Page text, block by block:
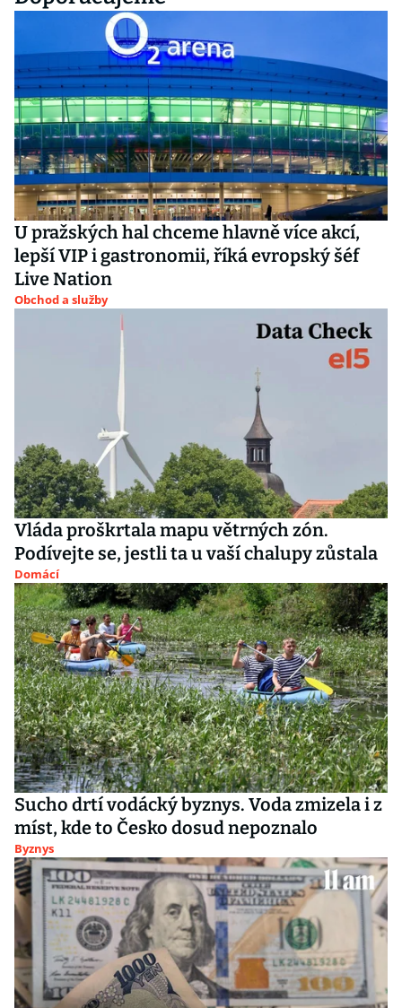
U pražských hal chceme hlavně více akcí,
lepší VIP i gastronomii, říká evropský šéf
Live Nation
Obchod a služby
Vláda proškrtala mapu větrných zón.
Podívejte se, jestli ta u vaší chalupy zůstala
Domácí
Sucho drtí vodácký byznys. Voda zmizela i z
míst, kde to Česko dosud nepoznalo
Byznys